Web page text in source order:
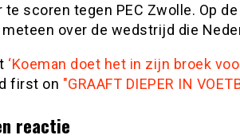
te scoren tegen PEC Zwolle. Op
meteen over de wedstrijd die
‘Koeman doet het in zijn broek
first on "GRAAFT DIEPER IN
reactie